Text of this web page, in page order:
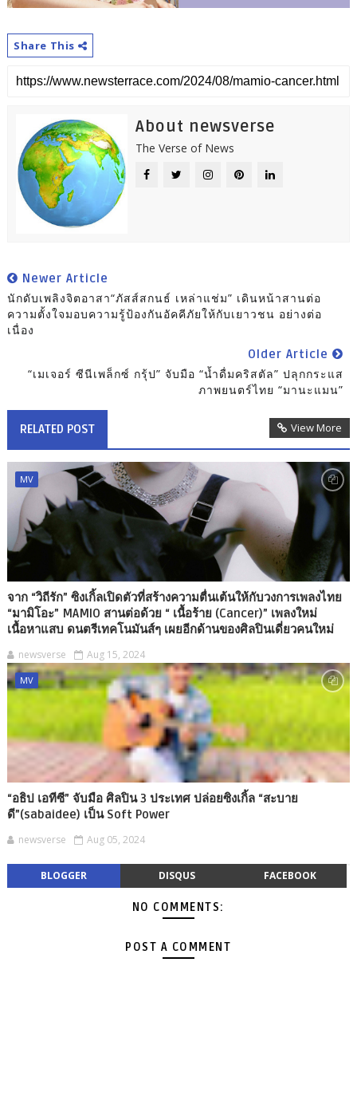
Share This
About newsverse
The Verse of News
Newer Article
นักดับเพลิงจิตอาสา“ภัสส์สกนธ์ เหล่าแช่ม” เดินหน้าสานต่อ
ความตั้งใจมอบความรู้ป้องกันอัคคีภัยให้กับเยาวชน อย่างต่อ
เนื่อง
Older Article
“เมเจอร์ ซีนีเพล็กซ์ กรุ้ป” จับมือ “น้ำดื่มคริสตัล” ปลุกกระแส
ภาพยนตร์ไทย “มานะแมน”
RELATED POST View More
MV
จาก “วิถีรัก” ซิงเกิ้ลเปิดตัวที่สร้างความตื่นเต้นให้กับวงการเพลงไทย
“มามิโอะ” MAMIO สานต่อด้วย “ เนื้อร้าย (Cancer)” เพลงใหม่
เนื้อหาแสบ ดนตรีเทคโนมันส์ๆ เผยอีกด้านของศิลปินเดี่ยวคนใหม่
newsverse Aug 15, 2024
MV
“อธิป เอทีซี” จับมือ ศิลปิน 3 ประเทศ ปล่อยซิงเกิ้ล “สะบาย
ดี”(sabaidee) เป็น Soft Power
newsverse Aug 05, 2024
BLOGGER DISQUS FACEBOOK
NO COMMENTS:
POST A COMMENT